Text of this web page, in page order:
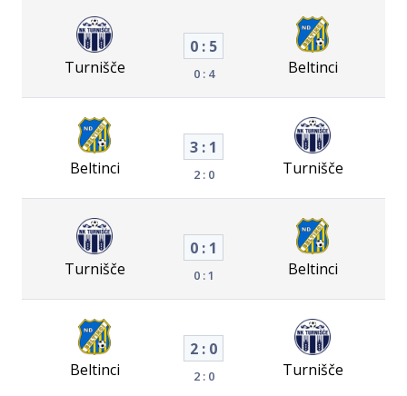
Turnišče
0 : 5
0 : 4 Beltinci
Beltinci
3 : 1
2 : 0 Turnišče
Turnišče
0 : 1
0 : 1 Beltinci
Beltinci
2 : 0
2 : 0 Turnišče